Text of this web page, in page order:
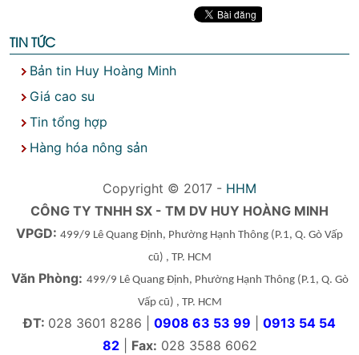
TIN TỨC
Bản tin Huy Hoàng Minh
Giá cao su
Tin tổng hợp
Hàng hóa nông sản
Copyright © 2017 - HHM
CÔNG TY TNHH SX - TM DV HUY HOÀNG MINH
VPGD: 499/9 Lê Quang Định, Phường Hạnh Thông (P.1, Q. Gò Vấp
cũ) , TP. HCM
Văn Phòng: 499/9 Lê Quang Định, Phường Hạnh Thông(P.1, Q. Gò
Vấp cũ) , TP. HCM
ĐT: 028 3601 8286 | 0908 63 53 99
0913 54 54
82| Fax: 028 3588 6062